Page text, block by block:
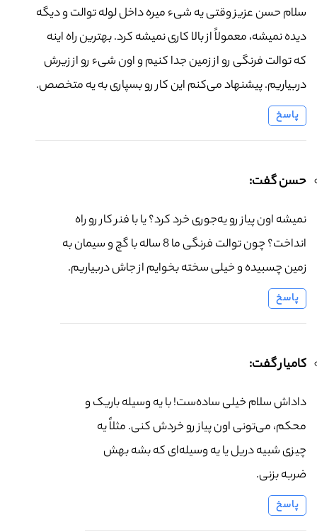
سلام حسن عزیز وقتی یه شیء میره داخل لوله توالت و دیگه
دیده نمیشه، معمولاً از بالا کاری نمیشه کرد. بهترین راه اینه
که توالت فرنگی رو از زمین جدا کنیم و اون شیء رو از زیرش
دربیاریم. پیشنهاد می‌کنم این کار رو بسپاری به یه متخصص.
پاسخ
حسن گفت:
نمیشه اون پیاز رو یه‌جوری خرد کرد؟ یا با فنر کار رو راه
انداخت؟ چون توالت فرنگی ما 8 ساله با گچ و سیمان به
زمین چسبیده و خیلی سخته بخوایم از جاش دربیاریم.
پاسخ
کامیار گفت:
داداش سلام خیلی ساده‌ست! با یه وسیله باریک و
محکم، می‌تونی اون پیاز رو خردش کنی. مثلاً یه
چیزی شبیه دریل یا یه وسیله‌ای که بشه بهش
ضربه بزنی.
پاسخ